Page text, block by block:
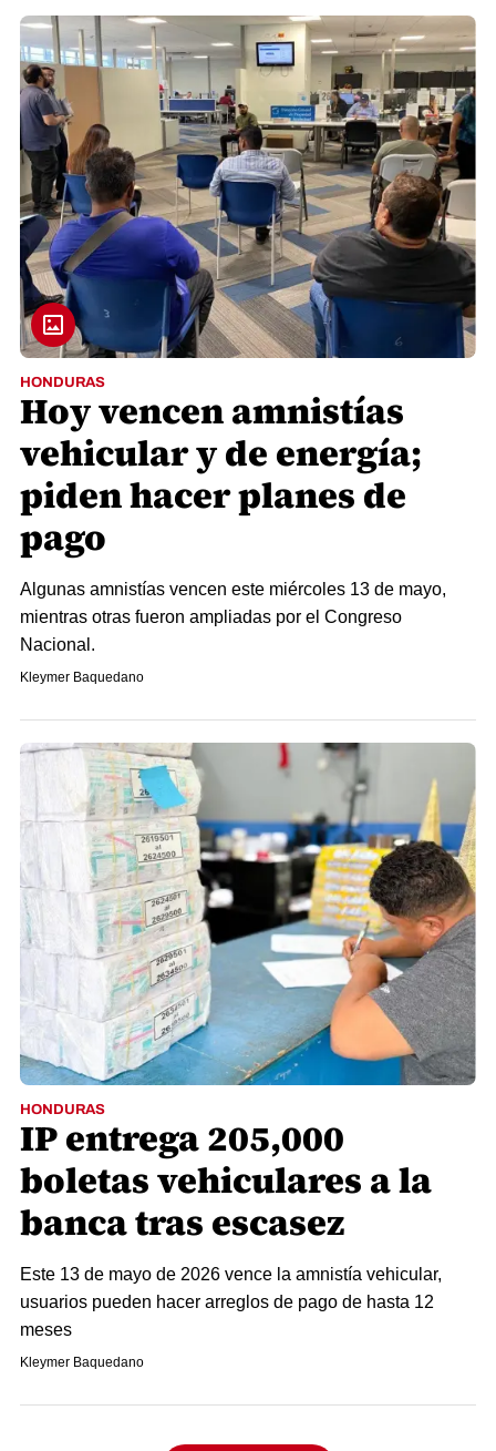
HONDURAS
Hoy vencen amnistías
vehicular y de energía;
piden hacer planes de
pago
Algunas amnistías vencen este miércoles 13 de mayo,
mientras otras fueron ampliadas por el Congreso
Nacional.
Kleymer Baquedano
HONDURAS
IP entrega 205,000
boletas vehiculares a la
banca tras escasez
Este 13 de mayo de 2026 vence la amnistía vehicular,
usuarios pueden hacer arreglos de pago de hasta 12
meses
Kleymer Baquedano